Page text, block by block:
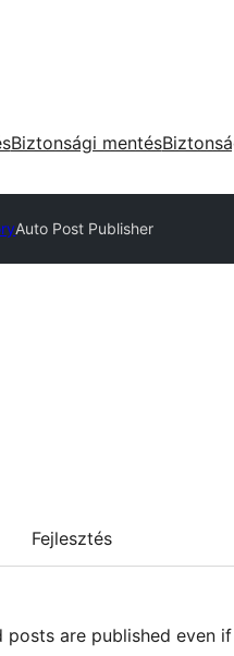
Biztonsági mentés
Auto Post Publisher
Fejlesztés
are published even